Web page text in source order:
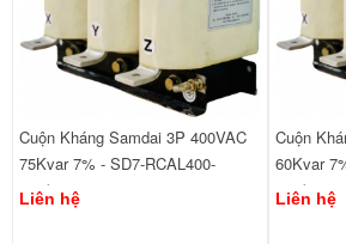
Cuộn Kháng Samdai 3P 400VAC
75Kvar 7% - SD7-RCAL400-
440/75
Liên hệ
Cuộn
60Kvar
440/60
Liên hệ